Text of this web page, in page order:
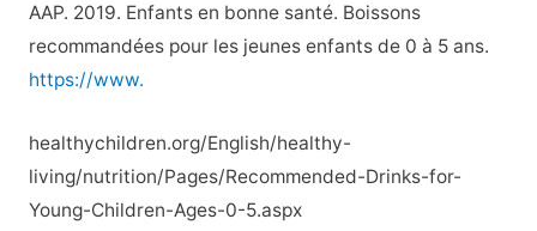
AAP. 2019. Enfants en bonne santé. Boissons
recommandées pour les jeunes enfants de 0 à 5 ans.
https://www.
healthychildren.org/English/healthy-
living/nutrition/Pages/Recommended-Drinks-for-
Young-Children-Ages-0-5.aspx